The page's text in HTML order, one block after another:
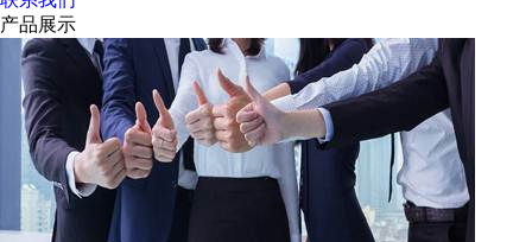
产品展示